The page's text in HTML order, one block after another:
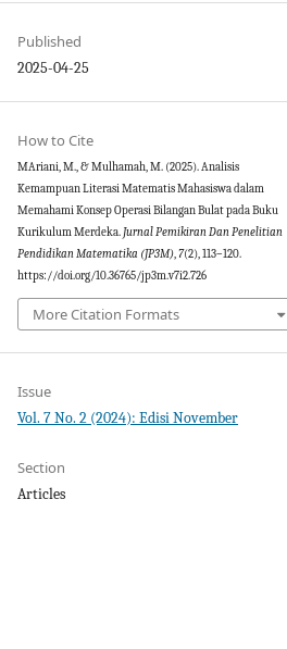
Published
2025-04-25
How to Cite
MAriani, M., & Mulhamah, M. (2025). Analisis
Kemampuan Literasi Matematis Mahasiswa dalam
Memahami Konsep Operasi Bilangan Bulat pada Buku
Kurikulum Merdeka. Jurnal Pemikiran Dan Penelitian
Pendidikan Matematika (JP3M),7(2), 113–120.
https://doi.org/10.36765/jp3m.v7i2.726
More Citation Formats
Issue
Vol. 7 No. 2 (2024): Edisi November
Section
Articles